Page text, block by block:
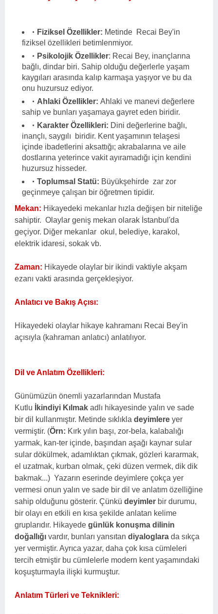
Fiziksel Özellikler: Metinde Recai Bey'in
fiziksel özellikleri betimlenmiyor.
Psikolojik Özellikler: Recai Bey, inançlarına
bağlı, dindar biri. Sahip olduğu değerlerle yaşam
kaygıları arasında kalıp karmaşa yaşıyor ve bu da
onu huzursuz ediyor.
Ahlaki Özellikler: Ahlaki ve manevi değerlere
sahip ve bunları yaşamaya gayret eden biridir.
Karakter Özellikleri: Dini değerlerine bağlı,
inançlı, saygılı biridir. Kent yaşamının telaşesi
içinde ibadetlerini aksattığı; akrabalarına ve aile
dostlarına yeterince vakit ayıramadığı için kendini
huzursuz hisseder.
Toplumsal Statü: Büyükşehirde zar zor
geçinmeye çalışan bir öğretmen tipidir.
Mekan: Hikayedeki mekanlar hızla değişen bir niteliğe
sahiptir. Olaylar geniş mekan olarak İstanbul'da
geçiyor. Diğer mekanlar okul, belediye, karakol,
elektrik idaresi, sokak vb.
Zaman: Hikayede olaylar bir ikindi vaktiyle akşam
ezanı vakti arasında gerçekleşiyor.
Anlatıcı ve Bakış Açısı:
Hikayedeki olaylar hikaye kahramanı Recai Bey'in
açısıyla (kahraman anlatıcı) anlatılıyor.
Dil ve Anlatım Özellikleri:
Günümüzün önemli yazarlarından Mustafa
Kutlu
İkindiyi Kılmak adlı hikayesinde yalın ve sade
bir dil kullanmıştır. Metinde sıklıkla deyimlere yer
vermiştir. (Örn: Kırk yılın başı, zor-bela, kalabalığı
yarmak, kan-ter içinde, başından aşağı kaynar sular
sular dökülmek, adamlıktan çıkmak, gözleri kararmak,
el uzatmak, kurban olmak, çeki düzen vermek, dik dik
bakmak...) Yazarın eserinde deyimlere çokça yer
vermesi onun yalın ve sade bir dil ve anlatım özelliğine
sahip olduğunu gösterir. Çünkü deyimler bir durumu,
bir olayı en etkili en kısa şekilde anlatan kelime
gruplarıdır. Hikayede günlük konuşma dilinin
doğallığı vardır, bunları yansıtan diyaloglara da sıkça
yer vermiştir. Ayrıca yazar, daha çok kısa cümleleri
tercih etmiştir bu cümlelerle modern kent yaşamındaki
koşuşturmayla ilişki kurmuştur.
Anlatım Türleri ve Teknikleri: